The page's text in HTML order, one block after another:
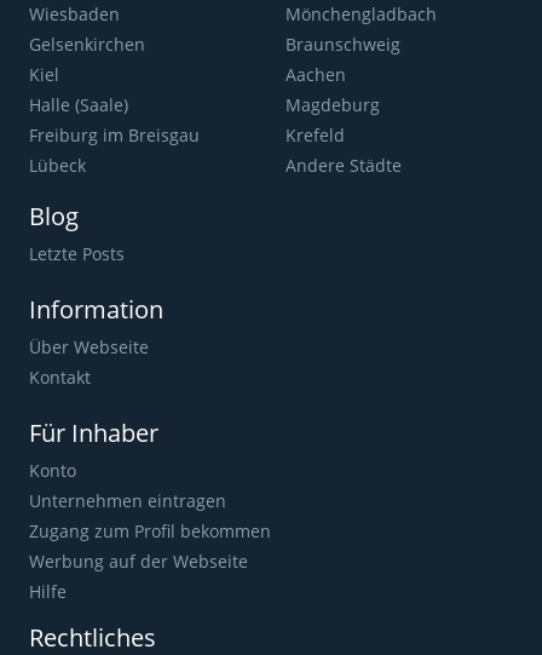
Wiesbaden
Mönchengladbach
Gelsenkirchen
Braunschweig
Kiel
Aachen
Halle (Saale)
Magdeburg
Freiburg im Breisgau
Krefeld
Lübeck
Andere Städte
Blog
Letzte Posts
Information
Über Webseite
Kontakt
Für Inhaber
Konto
Unternehmen eintragen
Zugang zum Profil bekommen
Werbung auf der Webseite
Hilfe
Rechtliches